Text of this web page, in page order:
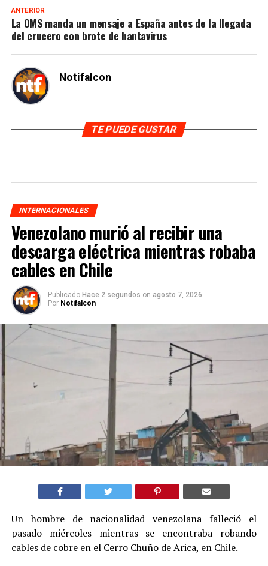
ANTERIOR
La OMS manda un mensaje a España antes de la llegada
del crucero con brote de hantavirus
Notifalcon
TE PUEDE GUSTAR
INTERNACIONALES
Venezolano murió al recibir una
descarga eléctrica mientras robaba
cables en Chile
Publicado Hace 2 segundos on agosto 7, 2026
Por Notifalcon
Un hombre de nacionalidad venezolana falleció el
pasado miércoles mientras se encontraba robando
cables de cobre en el Cerro Chuño de Arica, en Chile.